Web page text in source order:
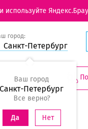
город:
Санкт-Петербург
Ваш город
Санкт-Петербург
Все верно?
Да Нет